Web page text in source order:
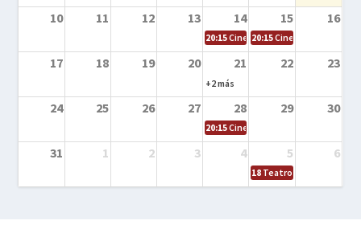
10 11 12 13 14 15 16
20:15Cine en la calle – Tortugas
20:15Cine en la calle –
17 18 19 20 21 22 23
+2 más
24 25 26 27 28 29 30
20:15Cine en el calle – Tintín y el
31 1 2 3 4 5 6
18 Teatro – Tres